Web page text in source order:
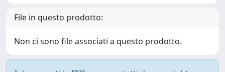
File in questo prodotto:
Non ci sono file associati a questo prodotto.